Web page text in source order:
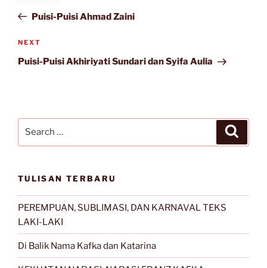
PostPuisi-Puisi Ahmad Zaini
Next
Post
NEXT
Puisi-Puisi Akhiriyati Sundari dan Syifa Aulia
TULISAN TERBARU
PEREMPUAN, SUBLIMASI, DAN KARNAVAL TEKS
LAKI-LAKI
Di Balik Nama Kafka dan Katarina